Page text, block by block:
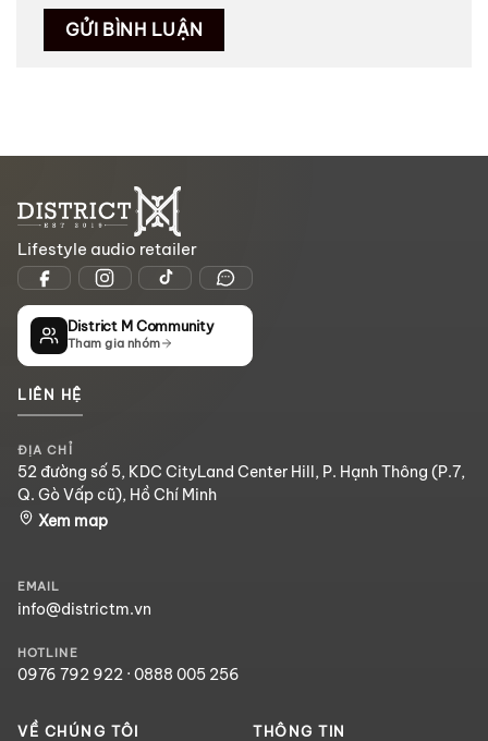
Lifestyle audio retailer
District M Community
Tham gia nhóm
LIÊN HỆ
ĐỊA CHỈ
52 đường số 5, KDC CityLand Center Hill, P. Hạnh Thông (P.7,
Q. Gò Vấp cũ), Hồ Chí Minh
Xem map
EMAIL
info@districtm.vn
HOTLINE
0976 792 922 · 0888 005 256
VỀ CHÚNG TÔI THÔNG TIN